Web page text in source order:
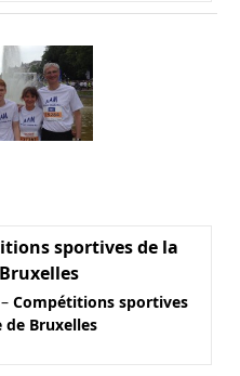
sportives de la
Compétitions sportives
de Bruxelles